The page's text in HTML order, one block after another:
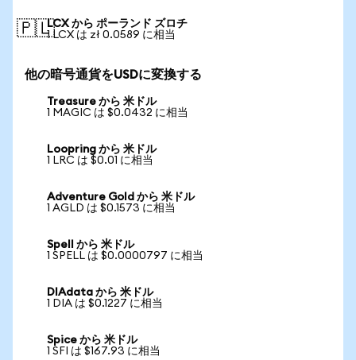
🇵🇱LCX から ポーランド ズロチ
1 LCX は zł 0.0589 に相当
他の暗号通貨をUSDに変換する
Treasure から 米ドル
1 MAGIC は $0.0432 に相当
Loopring から 米ドル
1 LRC は $0.01 に相当
Adventure Gold から 米ドル
1 AGLD は $0.1573 に相当
Spell から 米ドル
1 SPELL は $0.0000797 に相当
DIAdata から 米ドル
1 DIA は $0.1227 に相当
Spice から 米ドル
1 SFI は $167.93 に相当